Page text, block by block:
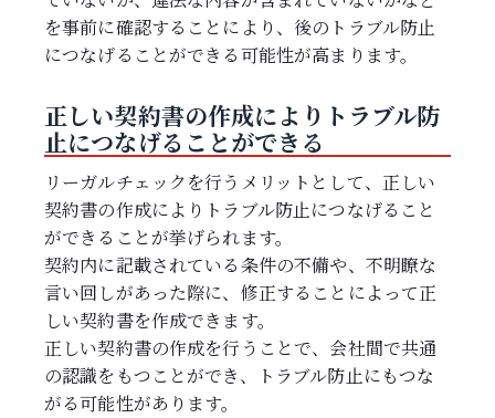
を事前に確認することにより、後のトラブル防止
につなげることができる可能性が高まります。
正しい契約書の作成によりトラブル防
止につなげることができる
リーガルチェックを行うメリットとして、正しい
契約書の作成によりトラブル防止につなげること
ができることが挙げられます。
契約内に記載されている条件の不備や、不明瞭な
言い回しがあった際に、修正することによって正
しい契約書を作成できます。
正しい契約書の作成を行うことで、会社間で共通
の認識をもつことができ、トラブル防止にもつな
がる可能性があります。